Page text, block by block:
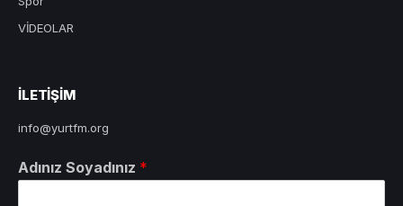
VİDEOLAR
ILETIŞIM
info@yurtfm.org
Adınız Soyadınız *